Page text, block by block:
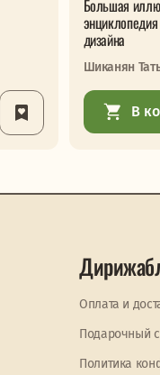
Большая
дизайна
Шиканян
В
Оплата и
Подарочный
Политика